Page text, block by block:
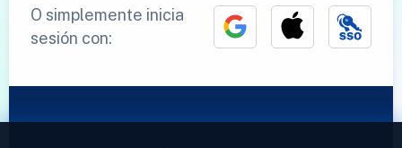
O simplemente inicia
sesión con: